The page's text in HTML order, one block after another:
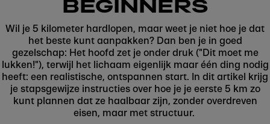
BEGINNERS
Wil je 5 kilometer hardlopen, maar weet je niet hoe je dat
het beste kunt aanpakken? Dan ben je in goed
gezelschap: Het hoofd zet je onder druk ("Dit moet me
lukken!"), terwijl het lichaam eigenlijk maar één ding nodig
heeft: een realistische, ontspannen start. In dit artikel krijg
je stapsgewijze instructies over hoe je je eerste 5 km zo
kunt plannen dat ze haalbaar zijn, zonder overdreven
eisen, maar met structuur.